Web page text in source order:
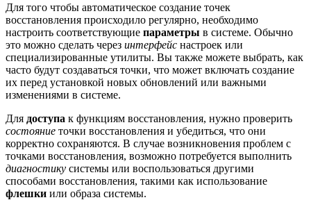
Для того чтобы автоматическое создание точек
восстановления происходило регулярно, необходимо
настроить соответствующие параметры в системе. Обычно
это можно сделать через интерфейс настроек или
специализированные утилиты. Вы также можете выбрать, как
часто будут создаваться точки, что может включать создание
их перед установкой новых обновлений или важными
изменениями в системе.
Для доступа к функциям восстановления, нужно проверить
состояние точки восстановления и убедиться, что они
корректно сохраняются. В случае возникновения проблем с
точками восстановления, возможно потребуется выполнить
диагностику системы или воспользоваться другими
способами восстановления, такими как использование
флешки или образа системы.